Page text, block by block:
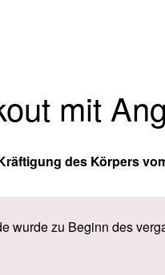
mit
des Körpers
wurde zu Beginn des